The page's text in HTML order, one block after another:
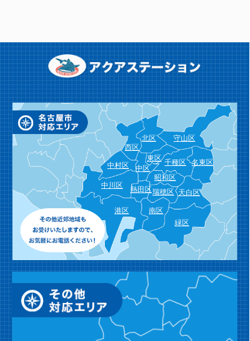
北区
西区
守山区
東区 名東区
千種区
中区
中村区
昭和区
天白区
瑞穂区
熱田区
中川区
緑区
南区
港区